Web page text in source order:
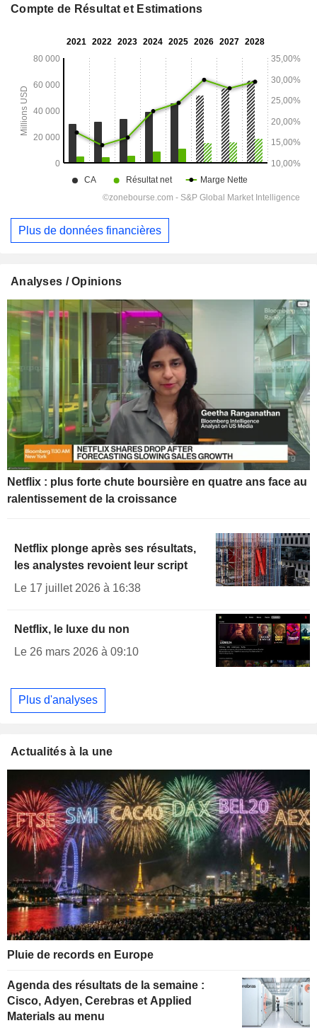
Compte de Résultat et Estimations
Plus de données financières
Analyses / Opinions
Netflix : plus forte chute boursière en quatre ans face au
ralentissement de la croissance
Netflix plonge après ses résultats,
les analystes revoient leur script
Le 17 juillet 2026 à 16:38
Netflix, le luxe du non
Le 26 mars 2026 à 09:10
Plus d'analyses
Actualités à la une
Pluie de records en Europe
Agenda des résultats de la semaine :
Cisco, Adyen, Cerebras et Applied
Materials au menu